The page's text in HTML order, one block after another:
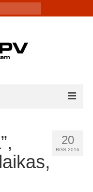
20
RGS 2016